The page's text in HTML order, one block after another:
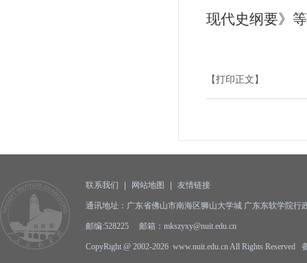
现代史纲要》
【打印正文】
联系我们 网站地图 友情链接
通讯地址：广东省佛山市南海区狮山大学城 广东东软学院行
邮编:528225 邮箱：mkszyxy@nuit.edu.cn
CopyRight @ 2002-2026 www.nuit.edu.cn All Rights Reserved